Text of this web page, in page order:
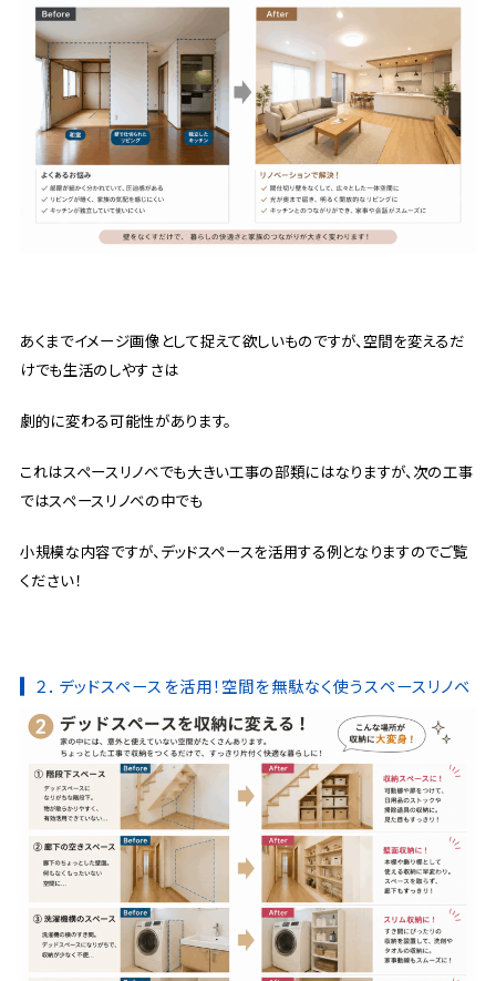
あくまでイメージ画像として捉えて欲しいものですが、空間を変えるだ
けでも生活のしやすさは
劇的に変わる可能性があります。
これはスペースリノベでも大きい工事の部類にはなりますが、次の工事
ではスペースリノベの中でも
小規模な内容ですが、デッドスペースを活用する例となりますのでご覧
ください！
２．デッドスペースを活用！空間を無駄なく使うスペースリノベ